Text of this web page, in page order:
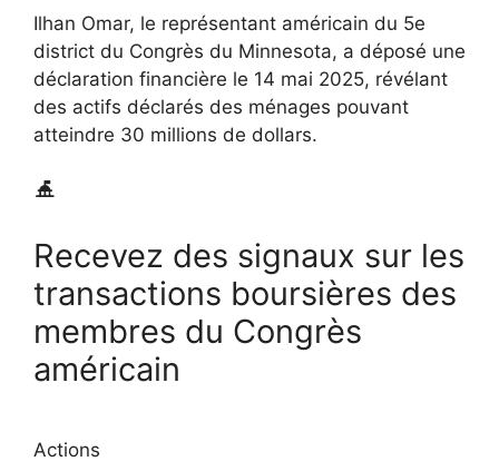
Ilhan Omar, le représentant américain du 5e
district du Congrès du Minnesota, a déposé une
déclaration financière le 14 mai 2025, révélant
des actifs déclarés des ménages pouvant
atteindre 30 millions de dollars.
Recevez des signaux sur les
transactions boursières des
membres du Congrès
américain
Actions